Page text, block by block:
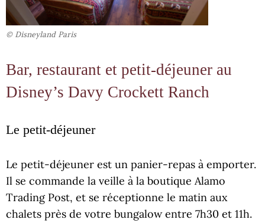
© Disneyland Paris
Bar, restaurant et petit-déjeuner au
Disney’s Davy Crockett Ranch
Le petit-déjeuner
Le petit-déjeuner est un panier-repas à emporter.
Il se commande la veille à la boutique Alamo
Trading Post, et se réceptionne le matin aux
chalets près de votre bungalow entre 7h30 et 11h.